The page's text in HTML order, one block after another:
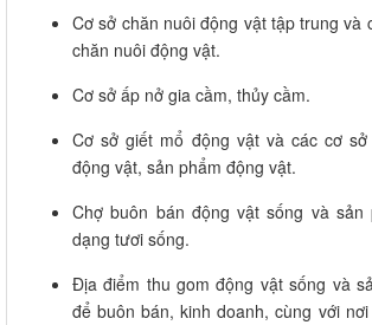
Cơ sở chăn nuôi động vật tập trung và
chăn nuôi động vật.
Cơ sở ấp nở gia cầm, thủy cầm.
Cơ sở giết mổ động vật và các cơ
động vật, sản phẩm động vật.
Chợ buôn bán động vật sống và
dạng tươi sống.
Địa điểm thu gom động vật sống và
để buôn bán, kinh doanh, cùng với